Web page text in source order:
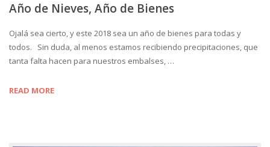
Año de Nieves, Año de Bienes
Ojalá sea cierto, y este 2018 sea un año de bienes para todas y
todos. Sin duda, al menos estamos recibiendo precipitaciones, que
tanta falta hacen para nuestros embalses, …
READ MORE